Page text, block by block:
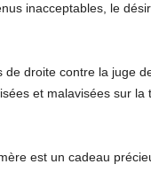
inacceptables, le
de droite contre la juge
et malavisées sur
est un cadeau